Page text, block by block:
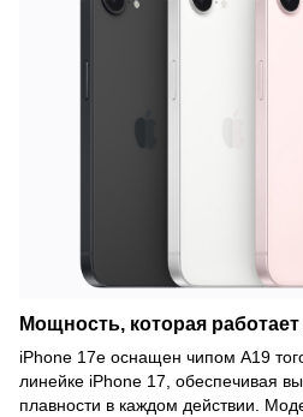
Мощность, которая
iPhone 17e оснащен чипом A19
линейке iPhone 17, обеспечивая
плавности в каждом действии.